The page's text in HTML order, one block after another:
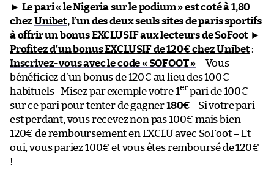
► Le pari « le Nigeria sur le podium » est coté à 1,80
chezUnibet, l’un des deux seuls sites de paris sportifs
à offrir un bonus EXCLUSIF aux lecteurs de SoFoot ►
Profitez d’un bonus EXCLUSIF de 120€ chez Unibet:-
Inscrivez-vous avec le code « SOFOOT » – Vous
bénéficiez d’un bonus de 120€ au lieu des 100€
habituels- Misez par exemple votre 1er pari de 100€
sur ce pari pour tenter de gagner180€– Si votre pari
est perdant, vous receveznon pas 100€ mais bien
120€ de remboursement en EXCLU avec SoFoot – Et
oui, vous pariez 100€ et vous êtes remboursé de 120€
!